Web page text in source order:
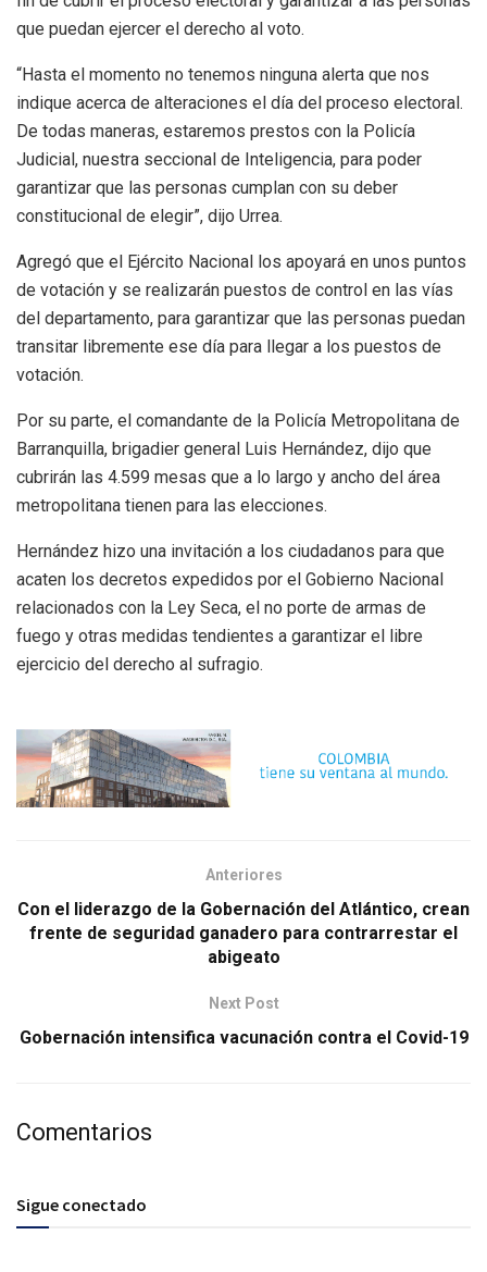
que puedan ejercer el derecho al voto.
“Hasta el momento no tenemos ninguna alerta que nos
indique acerca de alteraciones el día del proceso electoral.
De todas maneras, estaremos prestos con la Policía
Judicial, nuestra seccional de Inteligencia, para poder
garantizar que las personas cumplan con su deber
constitucional de elegir”, dijo Urrea.
Agregó que el Ejército Nacional los apoyará en unos puntos
de votación y se realizarán puestos de control en las vías
del departamento, para garantizar que las personas puedan
transitar libremente ese día para llegar a los puestos de
votación.
Por su parte, el comandante de la Policía Metropolitana de
Barranquilla, brigadier general Luis Hernández, dijo que
cubrirán las 4.599 mesas que a lo largo y ancho del área
metropolitana tienen para las elecciones.
Hernández hizo una invitación a los ciudadanos para que
acaten los decretos expedidos por el Gobierno Nacional
relacionados con la Ley Seca, el no porte de armas de
fuego y otras medidas tendientes a garantizar el libre
ejercicio del derecho al sufragio.
Anteriores
Con el liderazgo de la Gobernación del Atlántico, crean
frente de seguridad ganadero para contrarrestar el
abigeato
Next Post
Gobernación intensifica vacunación contra el Covid-19
Comentarios
Sigue conectado